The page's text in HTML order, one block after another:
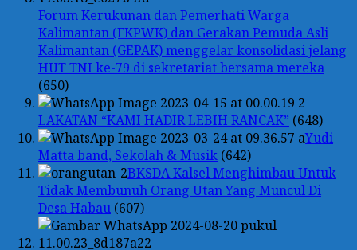
Forum Kerukunan dan Pemerhati Warga
Kalimantan (FKPWK) dan Gerakan Pemuda Asli
Kalimantan (GEPAK) menggelar konsolidasi jelang
HUT TNI ke-79 di sekretariat bersama mereka
(650)
LAKATAN “KAMI HADIR LEBIH RANCAK” (648)
Yudi
Matta band, Sekolah & Musik (642)
BKSDA Kalsel Menghimbau Untuk
Tidak Membunuh Orang Utan Yang Muncul Di
Desa Habau (607)